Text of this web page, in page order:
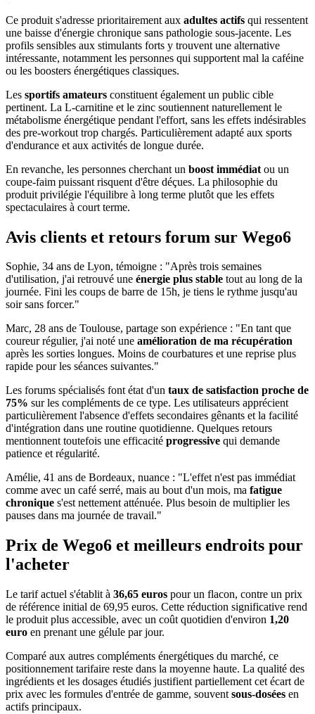
Ce produit s'adresse prioritairement aux adultes actifs qui ressentent
une baisse d'énergie chronique sans pathologie sous-jacente. Les
profils sensibles aux stimulants forts y trouvent une alternative
intéressante, notamment les personnes qui supportent mal la caféine
ou les boosters énergétiques classiques.
Les sportifs amateurs constituent également un public cible
pertinent. La L-carnitine et le zinc soutiennent naturellement le
métabolisme énergétique pendant l'effort, sans les effets indésirables
des pre-workout trop chargés. Particulièrement adapté aux sports
d'endurance et aux activités de longue durée.
En revanche, les personnes cherchant un boost immédiat ou un
coupe-faim puissant risquent d'être déçues. La philosophie du
produit privilégie l'équilibre à long terme plutôt que les effets
spectaculaires à court terme.
Avis clients et retours forum sur Wego6
Sophie, 34 ans de Lyon, témoigne : "Après trois semaines
d'utilisation, j'ai retrouvé une énergie plus stable tout au long de la
journée. Fini les coups de barre de 15h, je tiens le rythme jusqu'au
soir sans forcer."
Marc, 28 ans de Toulouse, partage son expérience : "En tant que
coureur régulier, j'ai noté une amélioration de ma récupération
après les sorties longues. Moins de courbatures et une reprise plus
rapide pour les séances suivantes."
Les forums spécialisés font état d'un taux de satisfaction proche de
75% sur les compléments de ce type. Les utilisateurs apprécient
particulièrement l'absence d'effets secondaires gênants et la facilité
d'intégration dans une routine quotidienne. Quelques retours
mentionnent toutefois une efficacité progressive qui demande
patience et régularité.
Amélie, 41 ans de Bordeaux, nuance : "L'effet n'est pas immédiat
comme avec un café serré, mais au bout d'un mois, ma fatigue
chronique s'est nettement atténuée. Plus besoin de multiplier les
pauses dans ma journée de travail."
Prix de Wego6 et meilleurs endroits pour
l'acheter
Le tarif actuel s'établit à 36,65 euros pour un flacon, contre un prix
de référence initial de 69,95 euros. Cette réduction significative rend
le produit plus accessible, avec un coût quotidien d'environ 1,20
euro en prenant une gélule par jour.
Comparé aux autres compléments énergétiques du marché, ce
positionnement tarifaire reste dans la moyenne haute. La qualité des
ingrédients et les dosages étudiés justifient partiellement cet écart de
prix avec les formules d'entrée de gamme, souvent sous-dosées en
actifs principaux.